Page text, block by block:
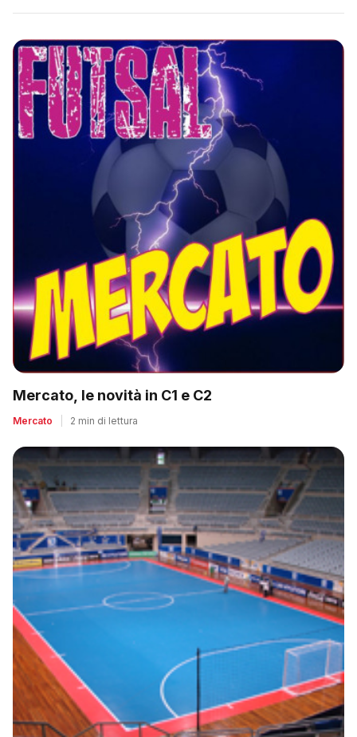
Mercato, le novità in C1 e C2
Mercato 2 min di lettura